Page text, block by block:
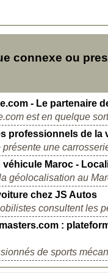
connexe ou
- Le partenaire
est en quelque
professionnels de la
présente une
véhicule Maroc -
géolocalisation au
chez JS Autos
consultent les
:
de sports